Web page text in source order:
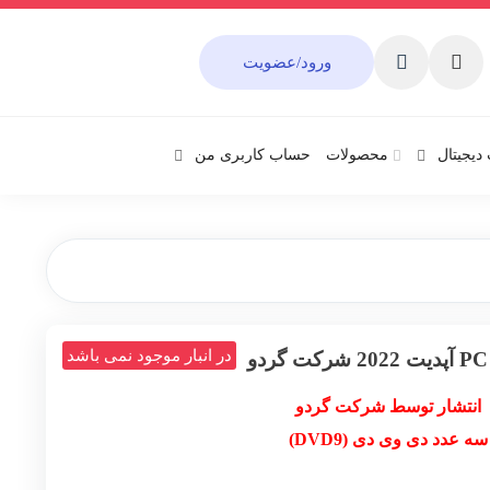
ورود/عضویت
محصولات حساب کاربری من
انتشار توسط شرکت گردو
سه عدد دی وی دی (DVD9)
در انبار موجود نمی باشد